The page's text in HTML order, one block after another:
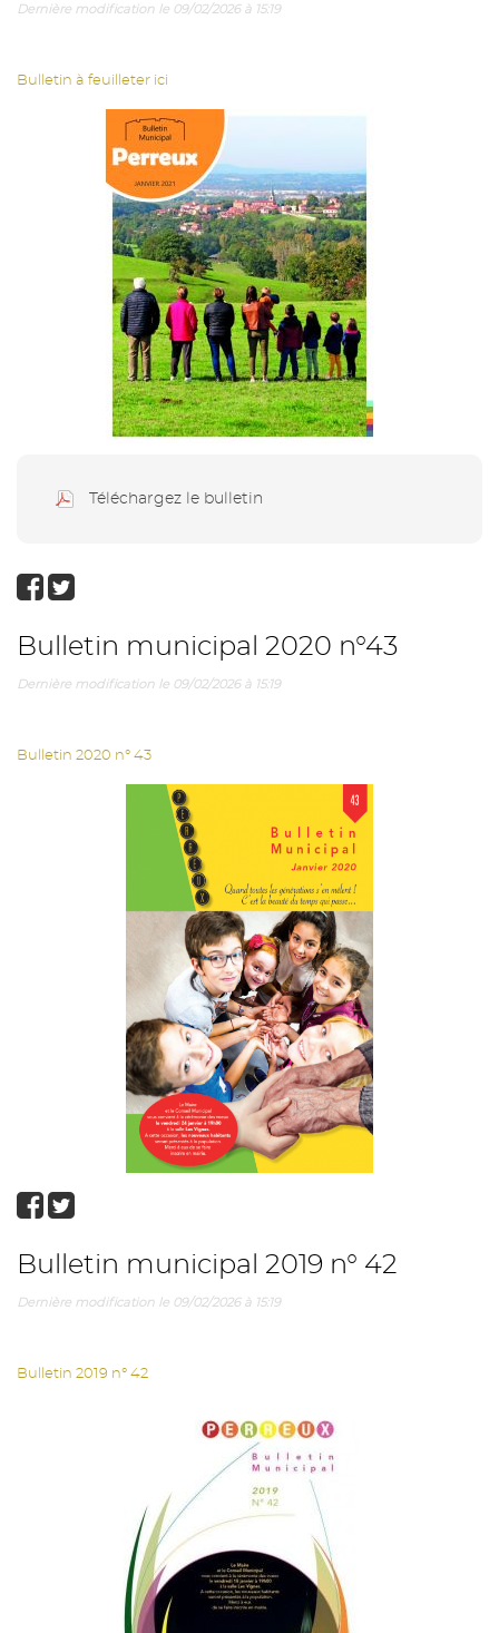
Dernière modification le 09/02/2026 à 15:19
Bulletin à feuilleter ici
Téléchargez le bulletin
Bulletin municipal 2020 n°43
Dernière modification le 09/02/2026 à 15:19
Bulletin 2020 n° 43
Bulletin municipal 2019 n° 42
Dernière modification le 09/02/2026 à 15:19
Bulletin 2019 n° 42